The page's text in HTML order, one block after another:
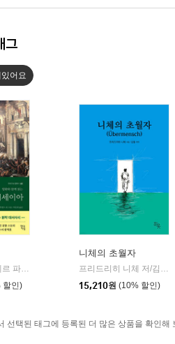
그
어요
|
현대지성
할인)
니체의 초월자
15,210원 (10% 할인)
선택된 태그에 등록된 더 많은 상품을 확인해